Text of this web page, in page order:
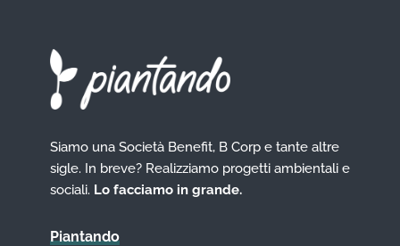
Siamo una Società Benefit, B Corp e tante altre
sigle. In breve? Realizziamo progetti ambientali e
sociali. Lo facciamo in grande.
Piantando